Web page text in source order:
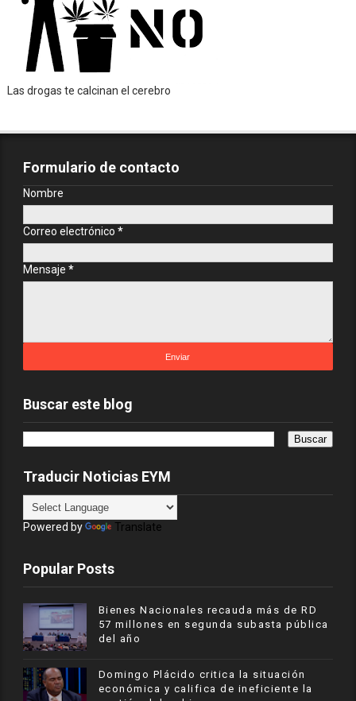
Las drogas te calcinan el cerebro
Formulario de contacto
Nombre
Correo electrónico *
Mensaje *
Buscar este blog
Traducir Noticias EYM
Powered by Translate
Popular Posts
Bienes Nacionales recauda más de RD
57 millones en segunda subasta pública
del año
​Domingo Plácido critica la situación
económica y califica de ineficiente la